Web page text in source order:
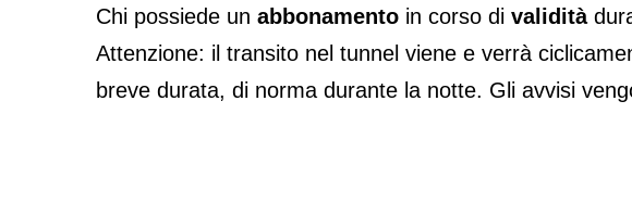
Chi possiede un abbonamento in corso di validità
Attenzione: il transito nel tunnel viene e verrà
breve durata, di norma durante la notte. Gli avvisi